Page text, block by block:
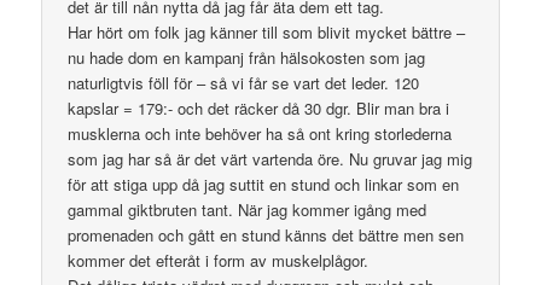
det är till nån nytta då jag får äta dem ett tag.
Har hört om folk jag känner till som blivit mycket bättre –
nu hade dom en kampanj från hälsokosten som jag
naturligtvis föll för – så vi får se vart det leder. 120
kapslar = 179:- och det räcker då 30 dgr. Blir man bra i
musklerna och inte behöver ha så ont kring storlederna
som jag har så är det värt vartenda öre. Nu gruvar jag mig
för att stiga upp då jag suttit en stund och linkar som en
gammal giktbruten tant. När jag kommer igång med
promenaden och gått en stund känns det bättre men sen
kommer det efteråt i form av muskelplågor.